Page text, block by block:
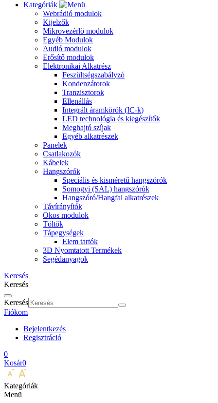
Kategóriák
Webrádió modulok
Kijelzők
Mikrovezérlő modulok
Egyéb Modulok
Audió modulok
Erősítő modulok
Elektronikai Alkatrész
Feszültségszabályzó
Kondenzátorok
Tranzisztorok
Ellenállás
Integrált áramkörök (IC-k)
LED technológia és kiegészítők
Meghajtó szíjak
Egyéb alkatrészek
Panelek
Csatlakozók
Kábelek
Hangszórók
Speciális és kisméretű hangszórók
Somogyi (SAL) hangszórók
Hangszóró/Hangfal alkatrészek
Távírányítók
Okos modulok
Töltők
Tápegységek
Elem tartók
3D Nyomtatott Termékek
Segédanyagok
Keresés
Keresés
Keresés
Fiókom
Bejelentkezés
Regisztráció
0
Kosár0
Kategóriák
Menü